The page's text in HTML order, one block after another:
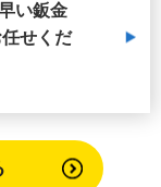
い鈑金
せくだ